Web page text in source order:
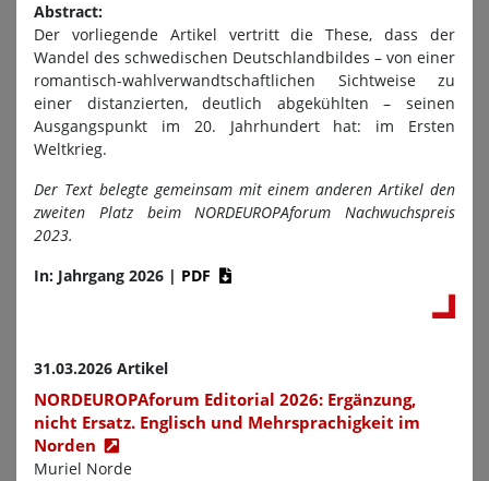
Abstract:
Der vorliegende Artikel vertritt die These, dass der
Wandel des schwedischen Deutschlandbildes – von einer
romantisch-wahlverwandtschaftlichen Sichtweise zu
einer distanzierten, deutlich abgekühlten – seinen
Ausgangspunkt im 20. Jahrhundert hat: im Ersten
Weltkrieg.
Der Text belegte gemeinsam mit einem anderen Artikel den
zweiten Platz beim NORDEUROPAforum Nachwuchspreis
2023.
In: Jahrgang 2026 | PDF
31.03.2026 Artikel
NORDEUROPAforum Editorial 2026: Ergänzung,
nicht Ersatz. Englisch und Mehrsprachigkeit im
Norden
Muriel Norde